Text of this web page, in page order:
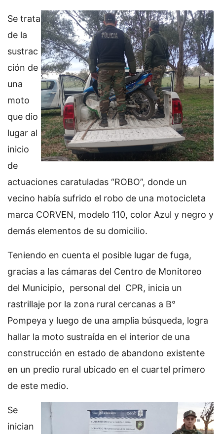
Se trata
de la
sustrac
ción de
una
moto
que dio
lugar al
inicio
de
actuaciones caratuladas “ROBO”, donde un
vecino había sufrido el robo de una motocicleta
marca CORVEN, modelo 110, color Azul y negro y
demás elementos de su domicilio.
Teniendo en cuenta el posible lugar de fuga,
gracias a las cámaras del Centro de Monitoreo
del Municipio, personal del CPR, inicia un
rastrillaje por la zona rural cercanas a B°
Pompeya y luego de una amplia búsqueda, logra
hallar la moto sustraída en el interior de una
construcción en estado de abandono existente
en un predio rural ubicado en el cuartel primero
de este medio.
Se
inician